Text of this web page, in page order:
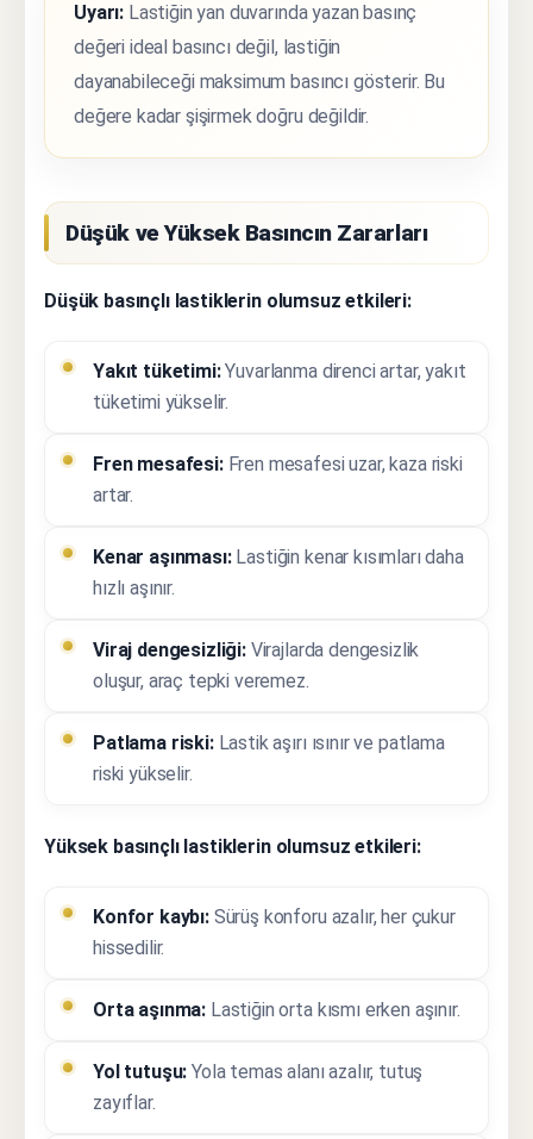
Uyarı: Lastiğin yan duvarında yazan basınç
değeri ideal basıncı değil, lastiğin
dayanabileceği maksimum basıncı gösterir. Bu
değere kadar şişirmek doğru değildir.
Düşük ve Yüksek Basıncın Zararları
Düşük basınçlı lastiklerin olumsuz etkileri:
Yakıt tüketimi:Yuvarlanma direnci artar, yakıt
tüketimi yükselir.
Fren mesafesi:Fren mesafesi uzar, kaza riski
artar.
Kenar aşınması:Lastiğin kenar kısımları daha
hızlı aşınır.
Viraj dengesizliği:Virajlarda dengesizlik
oluşur, araç tepki veremez.
Patlama riski:Lastik aşırı ısınır ve patlama
riski yükselir.
Yüksek basınçlı lastiklerin olumsuz etkileri:
Konfor kaybı:Sürüş konforu azalır, her çukur
hissedilir.
Orta aşınma: Lastiğin orta kısmı erken aşınır.
Yol tutuşu: Yola temas alanı azalır, tutuş
zayıflar.